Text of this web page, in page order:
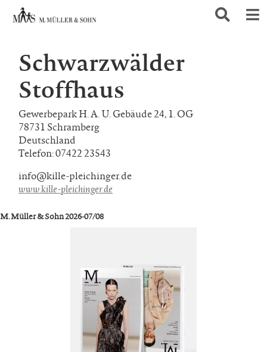
Schwarzwälder
Stoffhaus
Gewerbepark H. A. U. Gebäude 24, 1. OG
78731 Schramberg
Deutschland
Telefon: 07422 23543
info@kille-pleichinger.de
www.kille-pleichinger.de
M. Müller & Sohn 2026-07/08